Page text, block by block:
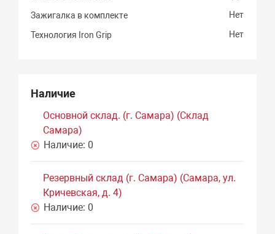
Зажигалка в комплекте Нет
Технология Iron Grip Нет
Наличие
Основной склад. (г. Самара) (Склад
Самара)
Наличие: 0
Резервный склад (г. Самара) (Самара, ул.
Кричевская, д. 4)
Наличие: 0